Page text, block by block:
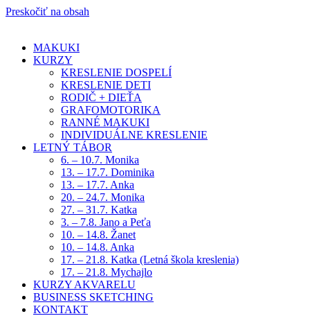
Preskočiť na obsah
MAKUKI
KURZY
KRESLENIE DOSPELÍ
KRESLENIE DETI
RODIČ + DIEŤA
GRAFOMOTORIKA
RANNÉ MAKUKI
INDIVIDUÁLNE KRESLENIE
LETNÝ TÁBOR
6. – 10.7. Monika
13. – 17.7. Dominika
13. – 17.7. Anka
20. – 24.7. Monika
27. – 31.7. Katka
3. – 7.8. Jano a Peťa
10. – 14.8. Žanet
10. – 14.8. Anka
17. – 21.8. Katka (Letná škola kreslenia)
17. – 21.8. Mychajlo
KURZY AKVARELU
BUSINESS SKETCHING
KONTAKT